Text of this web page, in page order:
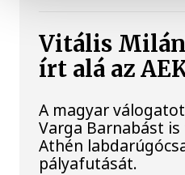
Vitális
írt alá az
A magyar
Varga Barnabást
Athén
pályafutását.